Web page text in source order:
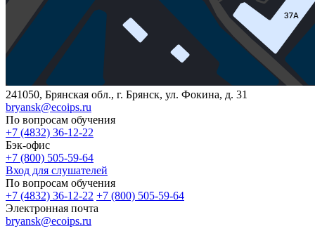
241050, Брянская обл., г. Брянск, ул. Фокина, д. 31
bryansk@ecoips.ru
По вопросам обучения
+7 (4832) 36-12-22
Бэк-офис
+7 (800) 505-59-64
Вход для слушателей
По вопросам обучения
+7 (4832) 36-12-22 +7 (800) 505-59-64
Электронная почта
bryansk@ecoips.ru